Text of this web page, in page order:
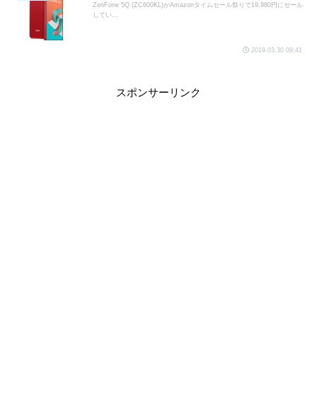
ZenFone 5Q (ZC600KL)がAmazonタイムセール祭りで19,980円にセール
してい...
2019.03.30 09:41
スポンサーリンク